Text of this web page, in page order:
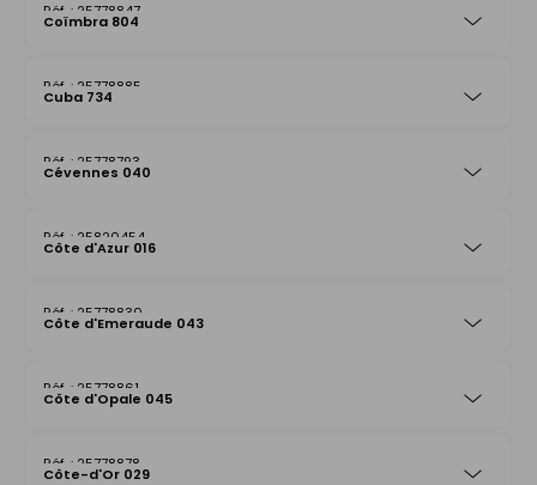
25778847
Coïmbra 804
25778885
Cuba 734
25778793
Cévennes 040
25820454
Côte d'Azur 016
25778830
Côte d'Emeraude 043
25778861
Côte d'Opale 045
25778878
Côte-d'Or 029